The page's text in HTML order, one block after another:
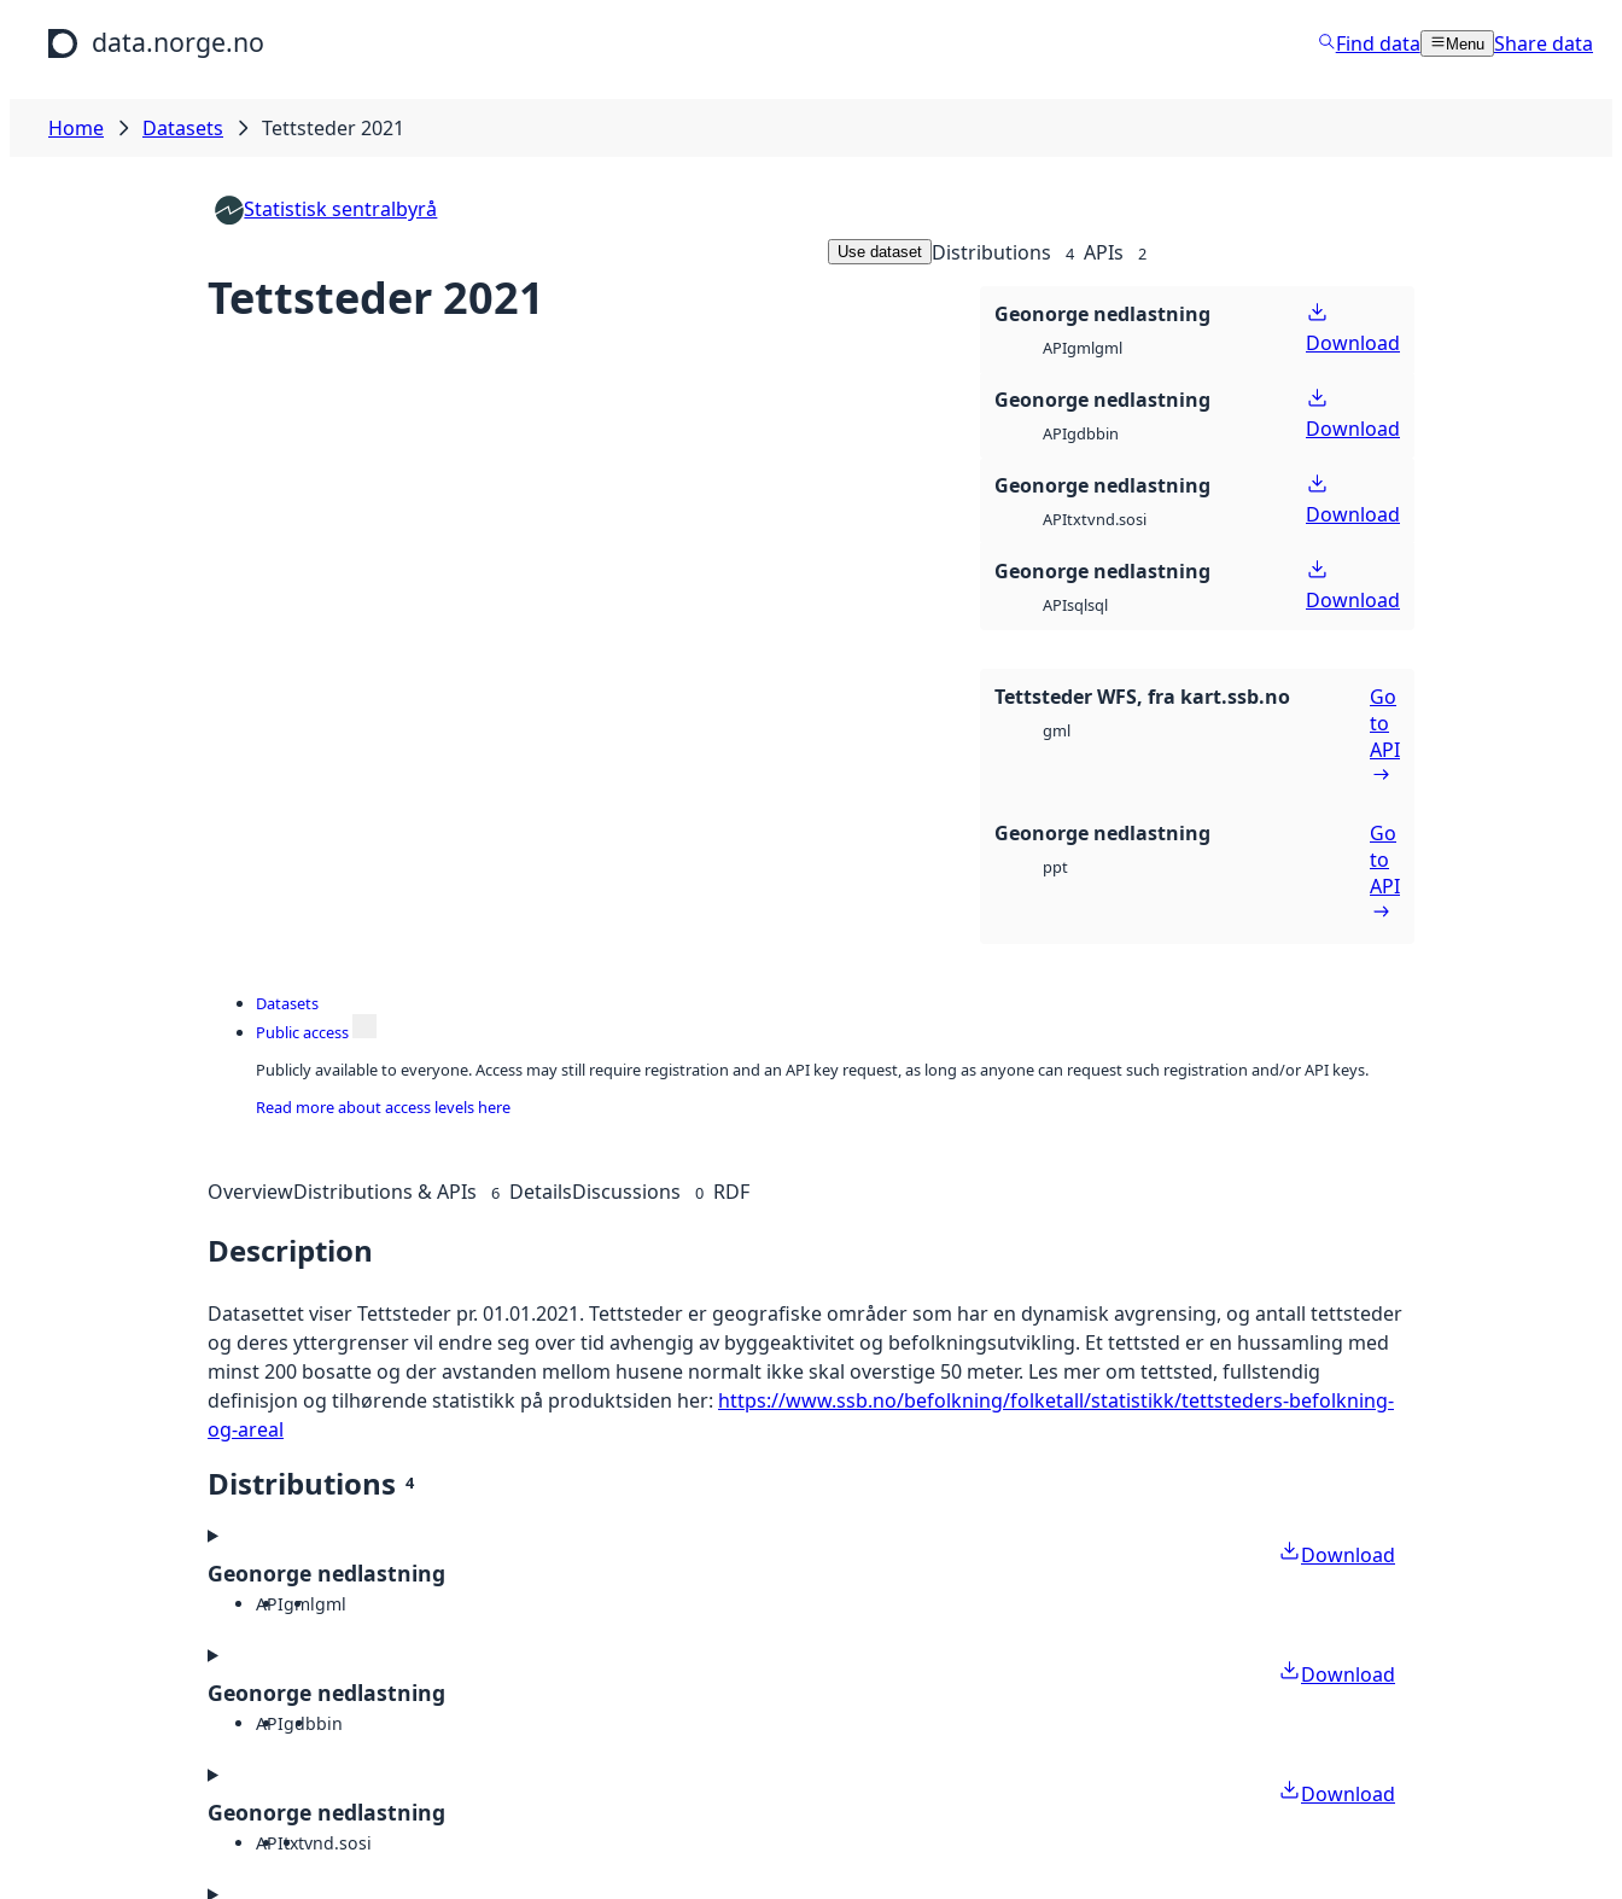
Skip to main content
data.norge.no Find data Menu Share data
Home Datasets Tettsteder 2021
Statistisk sentralbyrå
Tettsteder 2021
Use dataset Distributions 4 APIs 2
Geonorge nedlastning
APIgmlgml Download
Geonorge nedlastning
APIgdbbin Download
Geonorge nedlastning
APItxtvnd.sosi Download
Geonorge nedlastning
APIsqlsql Download
Tettsteder WFS, fra kart.ssb.no
gml
Go
to
API
Geonorge nedlastning
ppt
Go
to
API
Datasets
Public access
Publicly available to everyone. Access may still require registration and an API key request, as long as anyone can request such registration and/or API keys.
Read more about access levels here
OverviewDistributions & APIs 6 DetailsDiscussions 0 RDF
Description
Datasettet viser Tettsteder pr. 01.01.2021. Tettsteder er geografiske områder som har en dynamisk avgrensing, og antall tettsteder
og deres yttergrenser vil endre seg over tid avhengig av byggeaktivitet og befolkningsutvikling. Et tettsted er en hussamling med
minst 200 bosatte og der avstanden mellom husene normalt ikke skal overstige 50 meter. Les mer om tettsted, fullstendig
definisjon og tilhørende statistikk på produktsiden her: https://www.ssb.no/befolkning/folketall/statistikk/tettsteders-befolkning-
og-areal
Distributions 4
Geonorge nedlastning
APIgmlgml
Download
Geonorge nedlastning
APIgdbbin
Download
Geonorge nedlastning
APItxtvnd.sosi
Download